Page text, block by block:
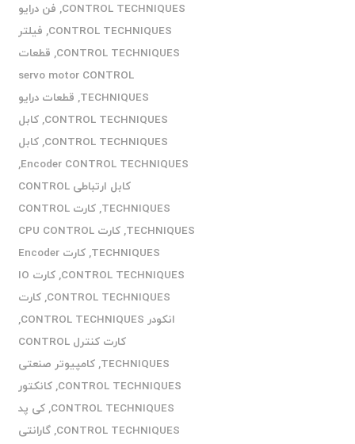
CONTROL TECHNIQUES
, فن درایو
CONTROL TECHNIQUES
, فیلتر
CONTROL TECHNIQUES
, قطعات
servo motor CONTROL
TECHNIQUES
, قطعات درایو
CONTROL TECHNIQUES
,کابل
CONTROL TECHNIQUES
,کابل
Encoder CONTROL TECHNIQUES
,
کابل ارتباطی CONTROL
TECHNIQUES
,
کارت CONTROL
TECHNIQUES
,
کارت CPU CONTROL
TECHNIQUES
,
کارت Encoder
CONTROL TECHNIQUES
,
کارت IO
CONTROL TECHNIQUES
,کارت
انکودر CONTROL TECHNIQUES
,
کارت کنترل CONTROL
TECHNIQUES
,کامپیوتر صنعتی
CONTROL TECHNIQUES
,کانکتور
CONTROL TECHNIQUES
,کی پد
CONTROL TECHNIQUES
,گارانتی